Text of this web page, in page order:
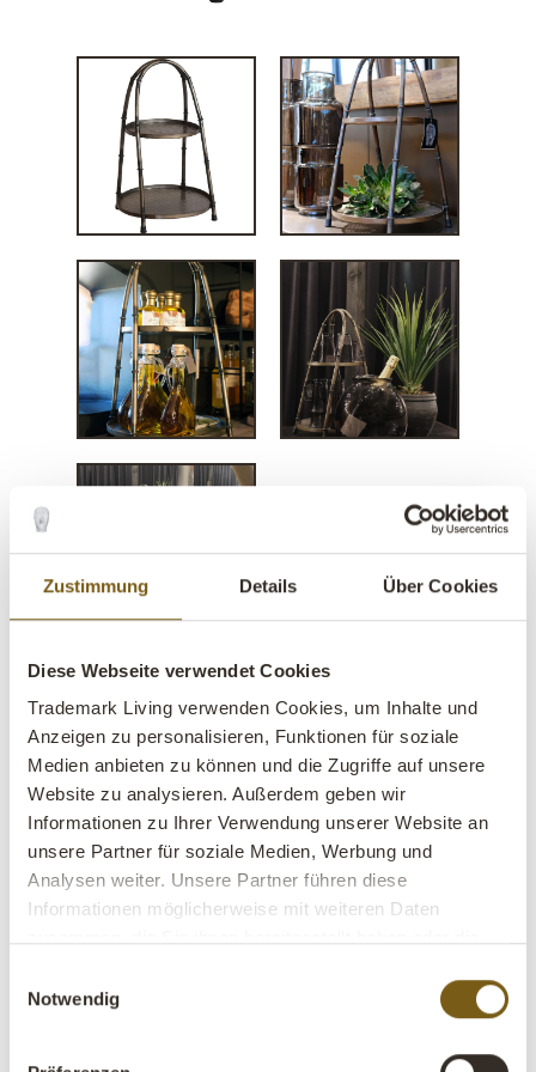
Zustimmung Details Über Cookies
Diese Webseite verwendet Cookies
Trademark Living verwenden Cookies, um Inhalte und
Anzeigen zu personalisieren, Funktionen für soziale
Medien anbieten zu können und die Zugriffe auf unsere
Website zu analysieren. Außerdem geben wir
Informationen zu Ihrer Verwendung unserer Website an
unsere Partner für soziale Medien, Werbung und
Analysen weiter. Unsere Partner führen diese
Informationen möglicherweise mit weiteren Daten
haben.
Notwendig
London Etagere
lens Auf Lager
Nr.:
VE: 1 Stück
BITTE BEACHTEN – jeder Artikel ist ein Unikat